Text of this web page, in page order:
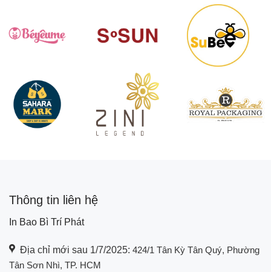
Thông tin liên hệ
In Bao Bì Trí Phát
Địa chỉ mới sau 1/7/2025: 424/1 Tân Kỳ Tân Quý, Phường
Tân Sơn Nhì, TP. HCM